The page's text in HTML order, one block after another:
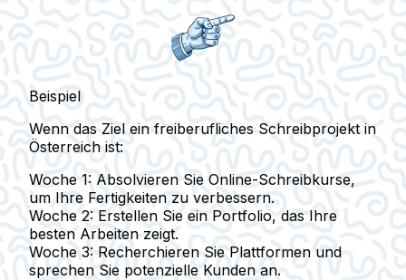
Beispiel
Wenn das Ziel ein freiberufliches Schreibprojekt in
Österreich ist:
Woche 1: Absolvieren Sie Online-Schreibkurse,
um Ihre Fertigkeiten zu verbessern.
Woche 2: Erstellen Sie ein Portfolio, das Ihre
besten Arbeiten zeigt.
Woche 3: Recherchieren Sie Plattformen und
sprechen Sie potenzielle Kunden an.